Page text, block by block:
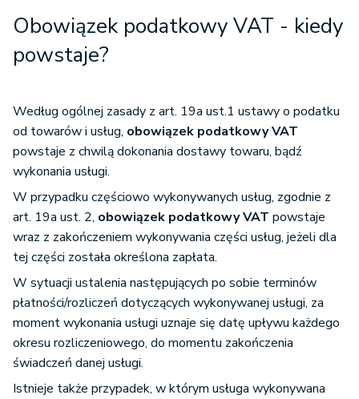
Obowiązek podatkowy VAT - kiedy
powstaje?
Według ogólnej zasady z art. 19a ust.1 ustawy o podatku
od towarów i usług, obowiązek podatkowy VAT
powstaje z chwilą dokonania dostawy towaru, bądź
wykonania usługi.
W przypadku częściowo wykonywanych usług, zgodnie z
art. 19a ust. 2, obowiązek podatkowy VAT powstaje
wraz z zakończeniem wykonywania części usług, jeżeli dla
tej części została określona zapłata.
W sytuacji ustalenia następujących po sobie terminów
płatności/rozliczeń dotyczących wykonywanej usługi, za
moment wykonania usługi uznaje się datę upływu każdego
okresu rozliczeniowego, do momentu zakończenia
świadczeń danej usługi.
Istnieje także przypadek, w którym usługa wykonywana